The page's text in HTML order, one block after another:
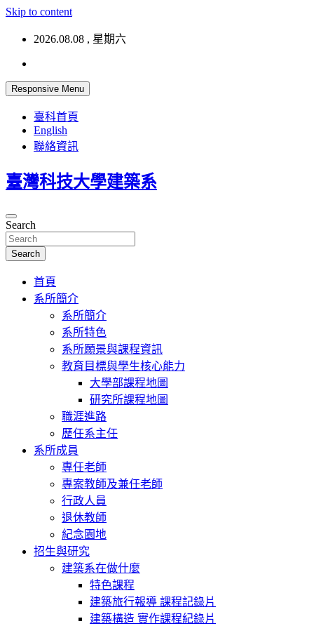
Skip to content
2026.08.08 , 星期六
Responsive Menu
臺科首頁
English
聯絡資訊
臺灣科技大學建築系
Search
Search
首頁
系所簡介
系所簡介
系所特色
系所願景與課程資訊
教育目標與學生核心能力
大學部課程地圖
研究所課程地圖
職涯進路
歷任系主任
系所成員
專任老師
專案教師及兼任老師
行政人員
退休教師
紀念園地
招生與研究
建築系在做什麼
特色課程
建築旅行報導 課程記錄片
建築構造 實作課程紀錄片